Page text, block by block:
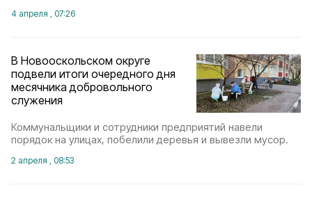
4 апреля , 07:26
В Новооскольском округе
подвели итоги очередного дня
месячника добровольного
служения
Коммунальщики и сотрудники предприятий навели
порядок на улицах, побелили деревья и вывезли мусор.
2 апреля , 08:53